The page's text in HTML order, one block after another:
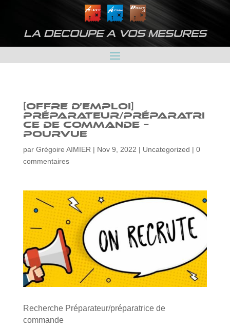
LA DECOUPE A VOS MESURES
[OFFRE D’EMPLOI]
Préparateur/préparatri
ce de commande –
POURVUE
par Grégoire AIMIER | Nov 9, 2022 | Uncategorized | 0
commentaires
Recherche Préparateur/préparatrice de
commande